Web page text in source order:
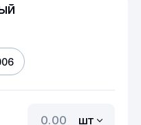
шт